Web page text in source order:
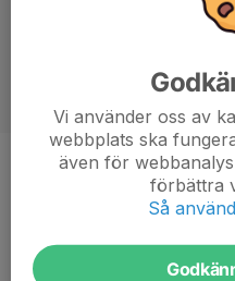
21 år
Vi använder oss av
webbplats ska
även för
förbättra
Så